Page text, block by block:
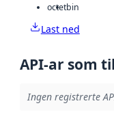
octetbin
Last ned
API-ar som
Ingen registrerte